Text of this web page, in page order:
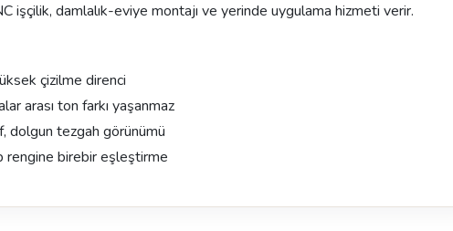
işçilik, damlalık-eviye montajı ve yerinde uygulama hizmeti verir.
çizilme direnci
arası ton farkı yaşanmaz
dolgun tezgah görünümü
rengine birebir eşleştirme